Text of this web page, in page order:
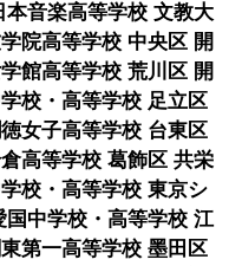
音楽高等学校 文教大
院高等学校 中央区 開
館高等学校 荒川区 開
校・高等学校 足立区
女子高等学校 台東区
高等学校 葛飾区 共栄
校・高等学校 東京シ
中学校・高等学校 江
第一高等学校 墨田区